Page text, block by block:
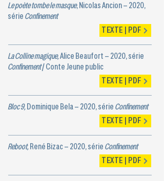
Le poète tombe le masque, Nicolas Ancion – 2020,
série Confinement
TEXTE | PDF
La Colline magique,Alice Beaufort – 2020, série
Confinement/ Conte Jeune public
TEXTE | PDF
Bloc 9,Dominique Bela – 2020, série Confinement
TEXTE | PDF
Reboot,René Bizac – 2020, série Confinement
TEXTE | PDF